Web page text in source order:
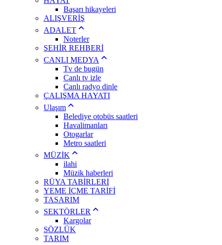
Başarı hikayeleri
ALIŞVERİŞ
ADALET
Noterler
ŞEHİR REHBERİ
CANLI MEDYA
Tv de bugün
Canlı tv izle
Canlı radyo dinle
ÇALIŞMA HAYATI
Ulaşım
Belediye otobüs saatleri
Havalimanları
Otogarlar
Metro saatleri
MÜZİK
ilahi
Müzik haberleri
RÜYA TABİRLERİ
YEME İÇME TARİFİ
TASARIM
SEKTÖRLER
Kargolar
SÖZLÜK
TARIM